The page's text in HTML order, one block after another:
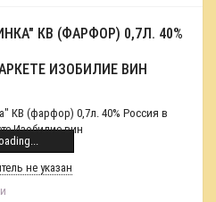
КВ (ФАРФОР) 0,7Л. 40%
ИЗОБИЛИЕ ВИН
не указан